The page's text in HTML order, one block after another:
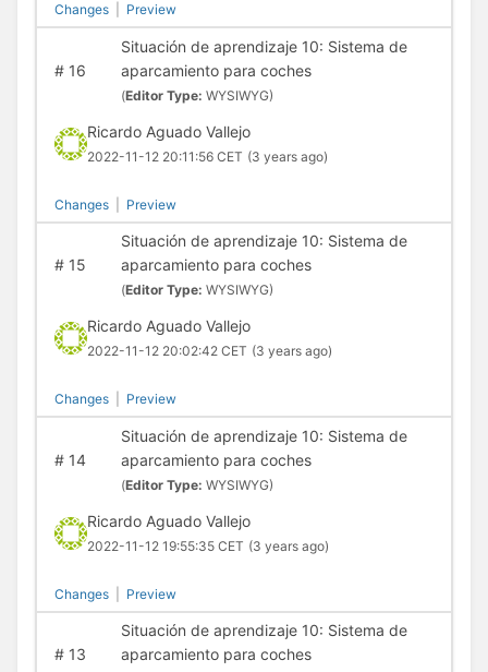
Changes Preview
#16
Situación de aprendizaje 10: Sistema de
aparcamiento para coches
(Editor Type: WYSIWYG)
Ricardo Aguado Vallejo
2022-11-12 20:11:56 CET (3 years ago)
Changes Preview
#15
Situación de aprendizaje 10: Sistema de
aparcamiento para coches
(Editor Type: WYSIWYG)
Ricardo Aguado Vallejo
2022-11-12 20:02:42 CET (3 years ago)
Changes Preview
#14
Situación de aprendizaje 10: Sistema de
aparcamiento para coches
(Editor Type: WYSIWYG)
Ricardo Aguado Vallejo
2022-11-12 19:55:35 CET (3 years ago)
Changes Preview
#13
Situación de aprendizaje 10: Sistema de
aparcamiento para coches